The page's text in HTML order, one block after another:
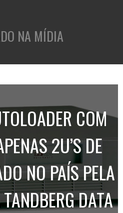
NA MÍDIA
COM
2U’S DE
NO PAÍS PELA
DATA